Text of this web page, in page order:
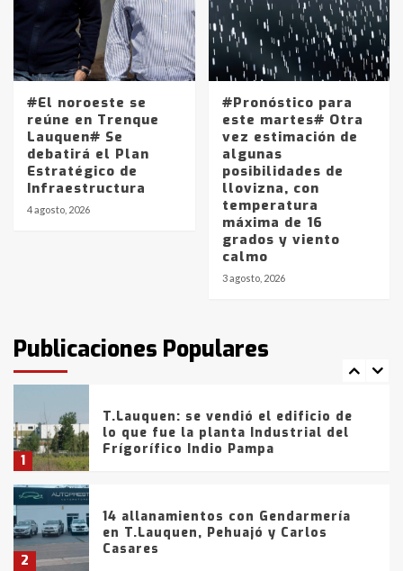
#El noroeste se
reúne en Trenque
Lauquen# Se
debatirá el Plan
Estratégico de
Infraestructura
4 agosto, 2026
#Pronóstico para
este martes# Otra
vez estimación de
algunas
posibilidades de
llovizna, con
temperatura
máxima de 16
grados y viento
calmo
3 agosto, 2026
Publicaciones Populares
4
Accidente en Ruta 5: falleció un
joven de Trenque Lauquen
5
Los precios de los combustibles en
La Pampa, desde YPF hasta Axion
entre 857 a 1338 pesos
La Bolsa de Cereales de Bahía
Blanca anticipa que Agosto vendrá
con lluvias y heladas, en gran parte
fueron detenidos por
comercialización de drogas en la
tarde del sábado
1
T.Lauquen: se vendió el edificio de
lo que fue la planta Industrial del
Frígorífico Indio Pampa
2
14 allanamientos con Gendarmería
en T.Lauquen, Pehuajó y Carlos
Casares